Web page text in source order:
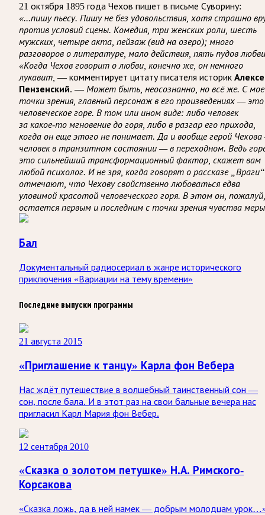
21 октября 1895 года Чехов пишет в письме Суворину:
«...пишу пьесу. Пишу не без удовольствия, хотя страшно
против условий сцены. Комедия, три женских роли, шесть
мужских, четыре акта, пейзаж (вид на озеро); много
разговоров о литературе, мало действия, пять пудов
«Когда Чехов говорит о любви, конечно же, он немного
лукавит, — комментирует цитату писателя историк
Пензенский. — Может быть, неосознанно, но всё же. С
точки зрения, главный персонаж в его произведениях — это
человеческое горе. В том или ином виде: либо человек
за какое-то мгновение до горя, либо в разгар его прихода,
когда он еще этого не понимает. Да и вообще герой
человек в транзитном состоянии — в переходном. Ведь
это сильнейший трансформационный фактор, скажет вам
любой психолог. И не зря, когда говорят о рассказе
отмечают, что Чехову свойственно любоваться едва
уловимой красотой человеческого горя. В этом он, пожалуй,
остается первым и последним с точки зрения чувства
Бал
Документальный радиосериал в жанре исторического
приключения «Вариации на тему времени»
Последние выпуски программы
21 августа 2015
«Приглашение к танцу» Карла фон Вебера
Нас ждёт путешествие в волшебный таинственный сон —
сон, после бала. И в этот раз на свои бальные вечера нас
пригласил Карл Мария фон Вебер.
12 сентября 2010
«Сказка о золотом петушке» Н.А. Римского-
Корсакова
«Сказка ложь, да в ней намек — добрым молодцам